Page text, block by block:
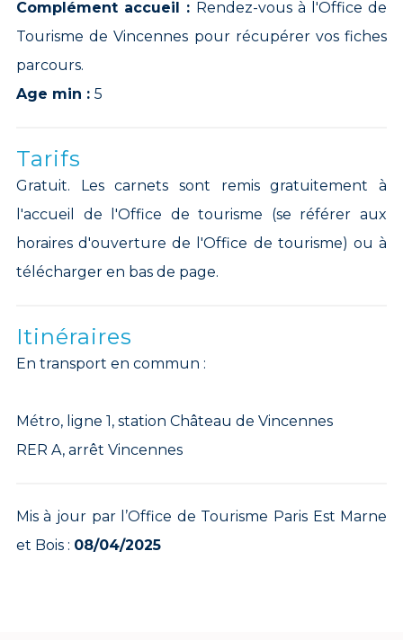
Complément accueil : Rendez-vous à l'Office de
Tourisme de Vincennes pour récupérer vos fiches
parcours.
Age min : 5
Tarifs
Gratuit. Les carnets sont remis gratuitement à
l'accueil de l'Office de tourisme (se référer aux
horaires d'ouverture de l'Office de tourisme) ou à
télécharger en bas de page.
Itinéraires
En transport en commun :
Métro, ligne 1, station Château de Vincennes
RER A, arrêt Vincennes
Mis à jour par l’Office de Tourisme Paris Est Marne
et Bois : 08/04/2025